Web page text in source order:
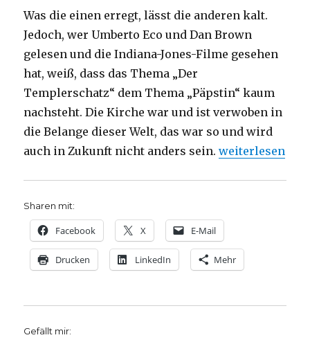
Was die einen erregt, lässt die anderen kalt.
Jedoch, wer Umberto Eco und Dan Brown
gelesen und die Indiana-Jones-Filme gesehen
hat, weiß, dass das Thema „Der
Templerschatz“ dem Thema „Päpstin“ kaum
nachsteht. Die Kirche war und ist verwoben in
die Belange dieser Welt, das war so und wird
auch in Zukunft nicht anders sein.weiterlesen
Sharen mit:
Facebook X E-Mail
Drucken LinkedIn Mehr
Gefällt mir: